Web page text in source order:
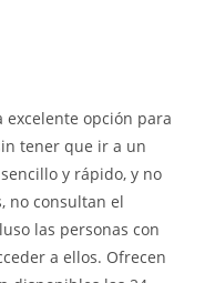
excelente opción para
tener que ir a un
y rápido, y no
no consultan el
las personas con
a ellos. Ofrecen